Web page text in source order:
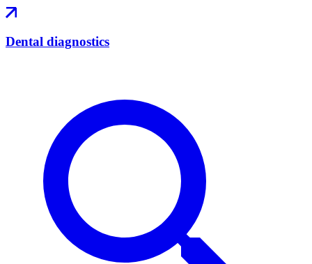
Dental diagnostics